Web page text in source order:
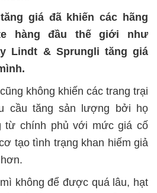
giá đã khiến các hãng
hàng đầu thế giới như
Lindt & Sprungli tăng giá
không khiến các trang trại
cầu tăng sản lượng bởi họ
từ chính phủ với mức giá cố
tạo tình trạng khan hiếm giả
không để được quá lâu, hạt